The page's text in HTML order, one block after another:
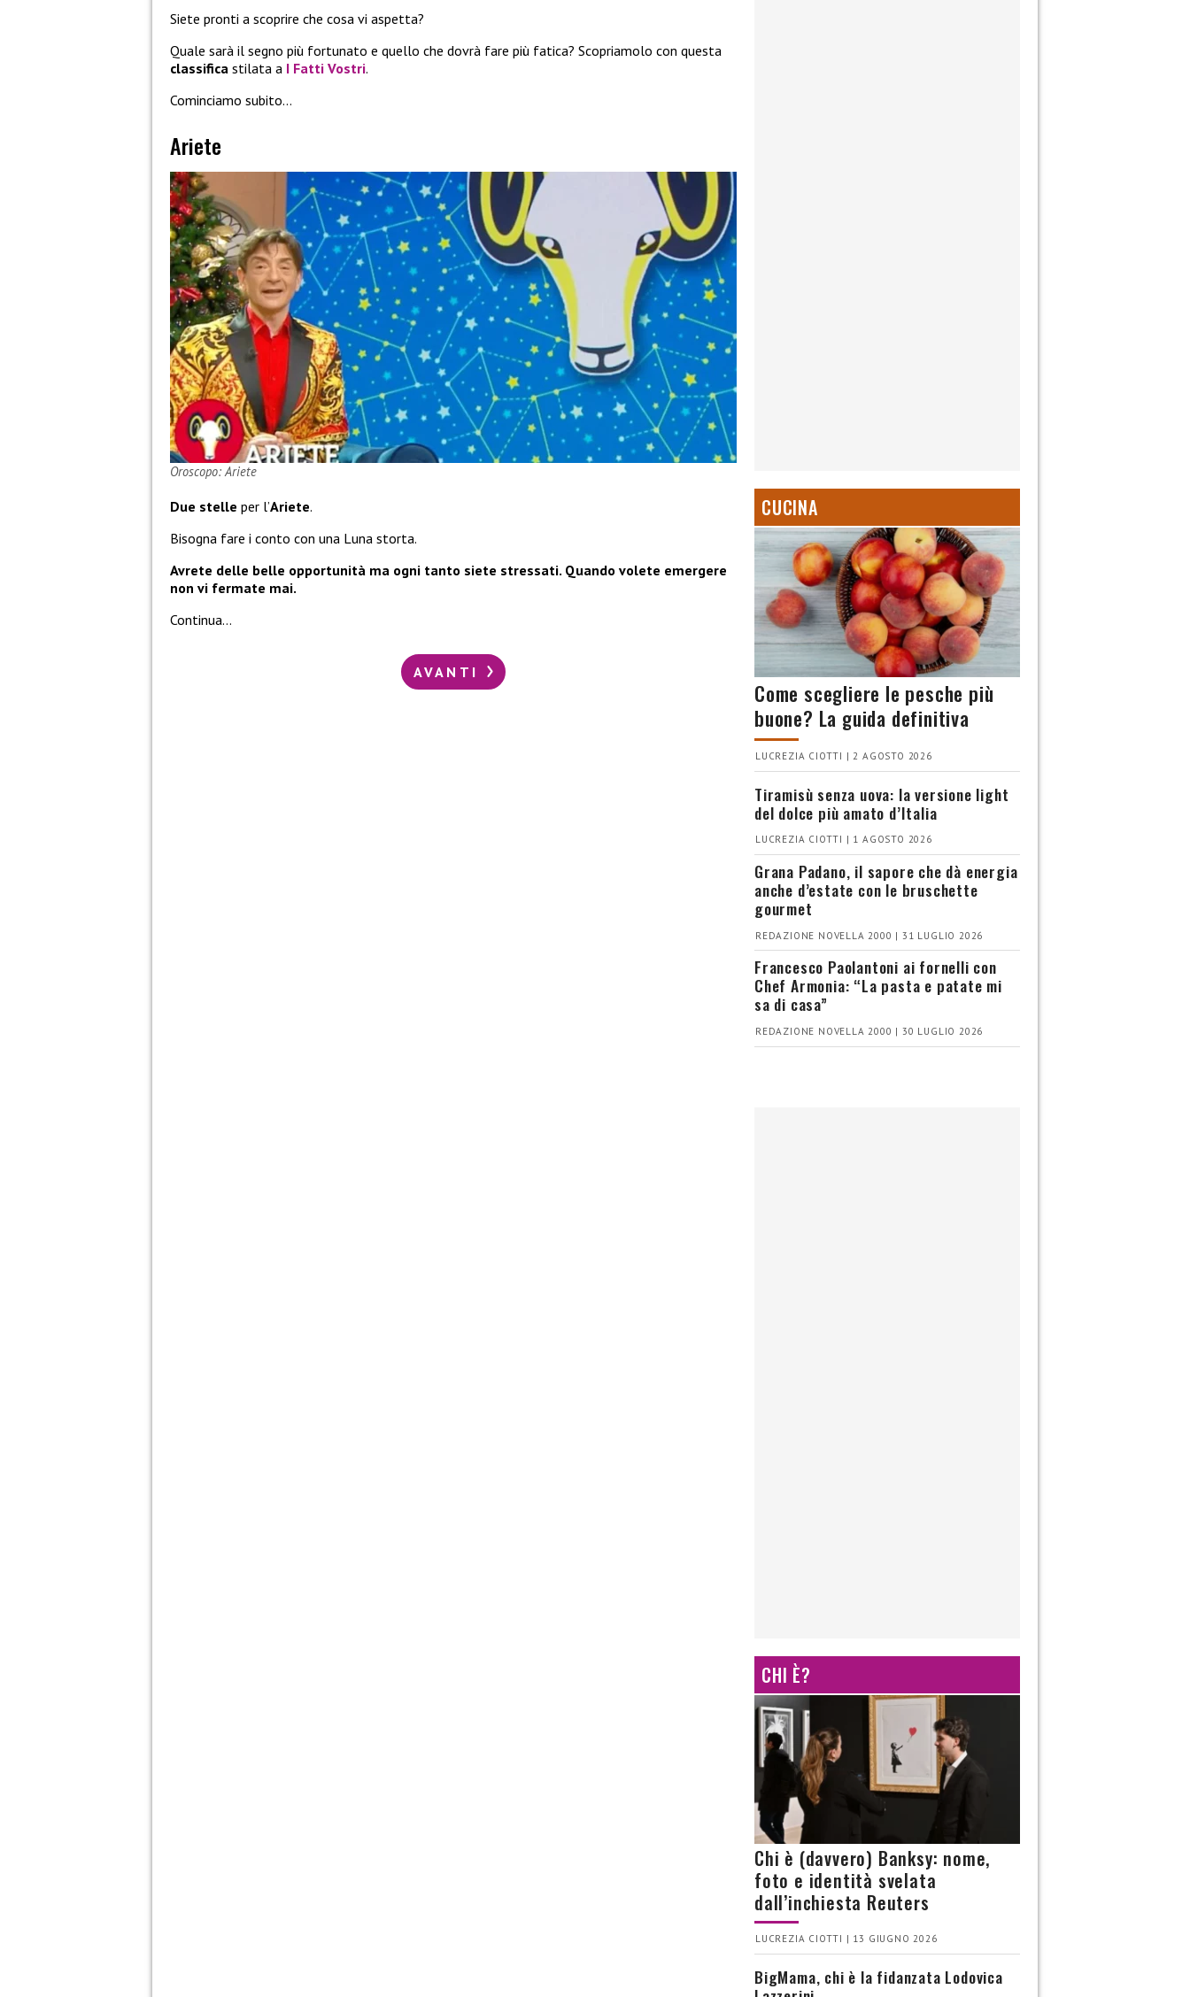
Siete pronti a scoprire che cosa vi aspetta?
Quale sarà il segno più fortunato e quello che dovrà fare più fatica? Scopriamolo con questa
classifica stilata a I Fatti Vostri.
Cominciamo subito…
Ariete
Oroscopo: Ariete
Due stelle per l’Ariete.
Bisogna fare i conto con una Luna storta.
Avrete delle belle opportunità ma ogni tanto siete stressati. Quando volete emergere
non vi fermate mai.
Continua…
AVANTI
CUCINA
Come scegliere le pesche più
buone? La guida definitiva
LUCREZIA CIOTTI | 2 AGOSTO 2026
Tiramisù senza uova: la versione light
del dolce più amato d’Italia
LUCREZIA CIOTTI | 1 AGOSTO 2026
Grana Padano, il sapore che dà energia
anche d’estate con le bruschette
gourmet
REDAZIONE NOVELLA 2000 | 31 LUGLIO 2026
Francesco Paolantoni ai fornelli con
Chef Armonia: “La pasta e patate mi
sa di casa”
REDAZIONE NOVELLA 2000 | 30 LUGLIO 2026
CHI È?
Chi è (davvero) Banksy: nome,
foto e identità svelata
dall’inchiesta Reuters
LUCREZIA CIOTTI | 13 GIUGNO 2026
BigMama, chi è la fidanzata Lodovica